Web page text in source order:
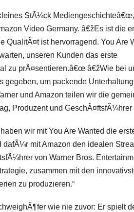
StÃ¼ck
Video Germany. â€žEs ist die
QualitÃ¤t ist hervorragend. You Are
unseren Kunden das erste
zu prÃ¤sentieren.â€œ â€žWie bei
gegeben, um packende
und Amazon teilen wir die
Produzent und
wir mitYou Are Wanted die
dafÃ¼r mit Amazon den idealen
von Warner Bros.
zusammen mit den
zu produzieren.“
wie nie zuvor: Er spielt